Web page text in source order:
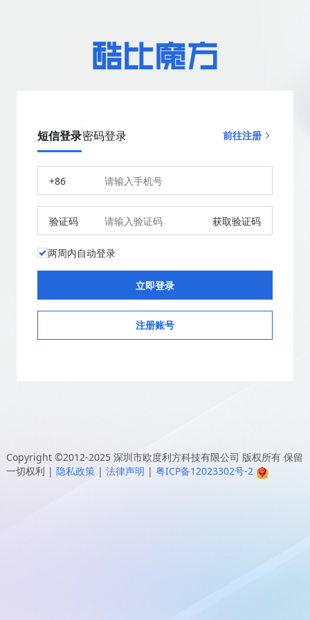
短信登录密码登录 前往注册
+86
验证码 获取验证码
两周内自动登录
注册账号
Copyright ©2012-2025 深圳市欧度利方科技有限公司 版权所有 保留
一切权利 | 隐私政策 | 法律声明 | 粤ICP备12023302号-2